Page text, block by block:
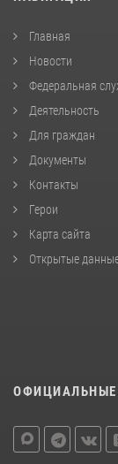
Главная
Новости
Федеральная
Деятельность
Для граждан
Документы
Контакты
Герои
Карта сайта
Открытые
ОФИЦИАЛЬНЫЕ